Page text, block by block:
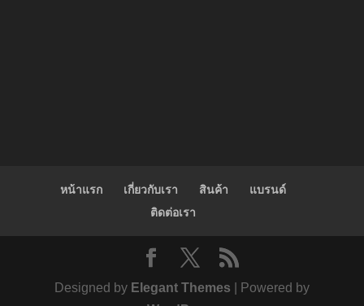
หน้าแรก เกี่ยวกับเรา สินค้า
แบรนด์
ติดต่อเรา
Designed by Elegant Themes | Powered by